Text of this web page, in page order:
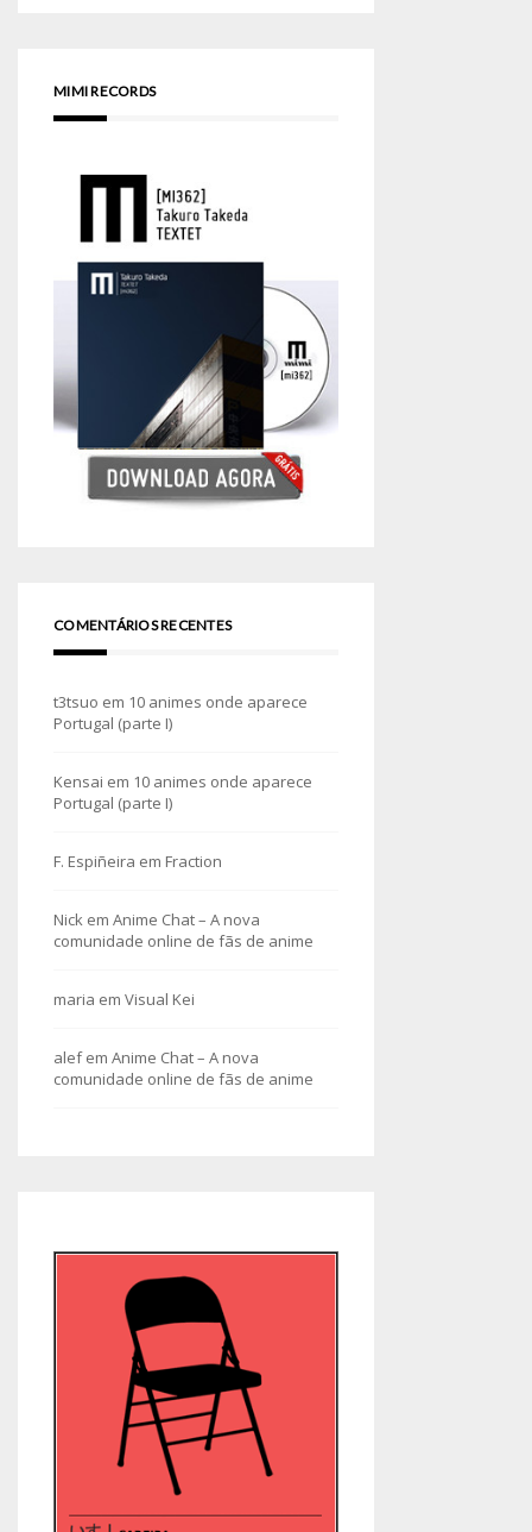
MIMI RECORDS
COMENTÁRIOS RECENTES
t3tsuo em 10 animes onde aparece
Portugal (parte I)
Kensai em 10 animes onde aparece
Portugal (parte I)
F. Espiñeira em Fraction
Nick em Anime Chat – A nova
comunidade online de fãs de anime
maria em Visual Kei
alefem Anime Chat – A nova
comunidade online de fãs de anime